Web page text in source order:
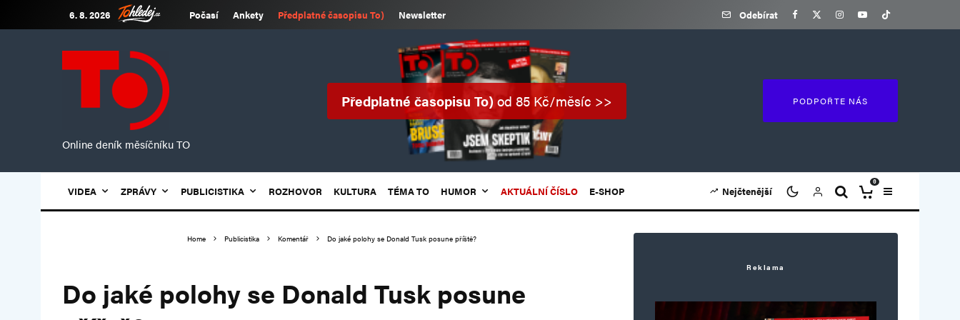
6. 8. 2026 Počasí Ankety Předplatné časopisu To) Newsletter Odebírat
Online deník měsíčníku TO
Předplatné časopisu To)od 85 Kč/měsíc >> PODPOŘTE NÁS
VIDEA ZPRÁVY PUBLICISTIKA ROZHOVOR KULTURA TÉMA TO HUMOR AKTUÁLNÍ ČÍSLO E-SHOP Nejčtenější
0
Home Publicistika Komentář Do jaké polohy se Donald Tusk posune příště?
Do jaké polohy se Donald Tusk posune
Reklama